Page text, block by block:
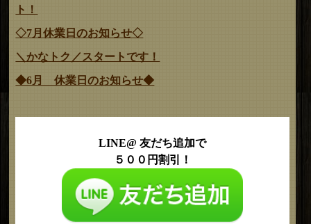
ト！
◇7月休業日のお知らせ◇
＼かなトク／スタートです！
◆6月 休業日のお知らせ◆
LINE@ 友だち追加で
５００円割引！